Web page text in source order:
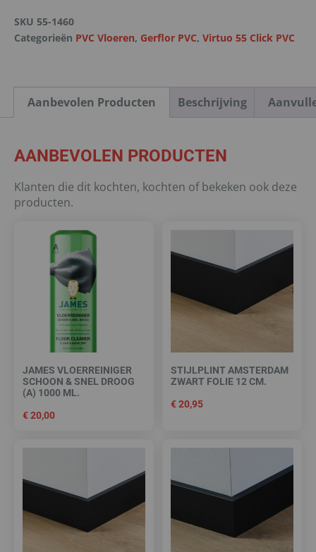
SKU 55-1460
Categorieën PVC Vloeren, Gerflor PVC, Virtuo 55 Click PVC
Aanbevolen Producten Beschrijving
AANBEVOLEN PRODUCTEN
Klanten die dit kochten, kochten of bekeken ook deze
producten.
JAMES VLOERREINIGER
SCHOON & SNEL DROOG
(A) 1000 ML.
€20,00
STIJLPLINT AMSTERDAM
ZWART FOLIE 12 CM.
€20,95